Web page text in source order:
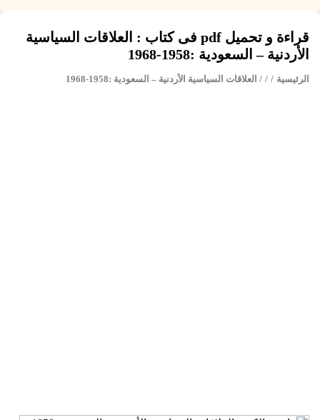
قراءة و تحميل pdf فى كتاب : العلاقات السياسية
الأردنية – السعودية :1958-1968
الرئيسية /
/ / العلاقات السياسية الأردنية – السعودية :1958-1968